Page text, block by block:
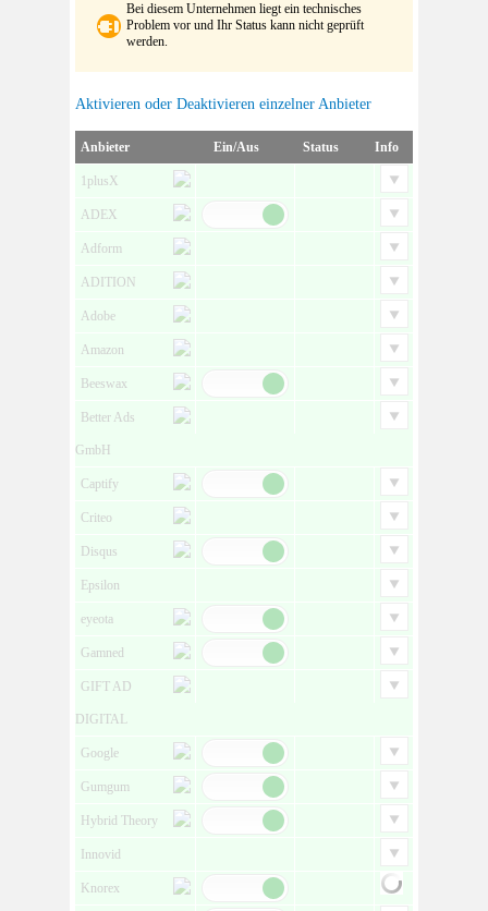
Bei diesem Unternehmen liegt ein technisches
Problem vor und Ihr Status kann nicht geprüft
werden.